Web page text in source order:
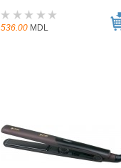
536.00 MDL